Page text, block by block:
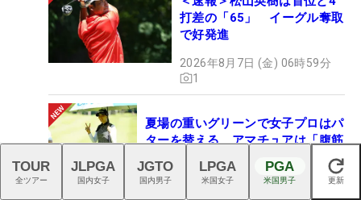
打差の「65」 イーグル奪取
で好発進
2026年8月7日 (金) 06時59分
1
夏場の重いグリーンで女子プロはパ
ターを替える アマチュアは「腹筋
に力を入れてください」【大西翔太
のHOTSHOT】
閉じる
TOUR
全ツアー
JLPGA
国内女子
JGTO
国内男子
LPGA
米国女子
PGA
米国男子 更新